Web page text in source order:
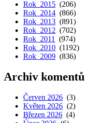
Rok 2015 (206)
Rok 2014 (866)
Rok 2013 (891)
Rok 2012 (702)
Rok 2011 (974)
Rok 2010 (1192)
Rok 2009 (836)
Archiv komentů
Červen 2026 (3)
Květen 2026 (2)
Březen 2026 (4)